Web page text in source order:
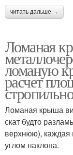
читать дальше →
Ломаная
ломаную
расчет
Ломаная крыша
скат будто
верхнюю), каждая
углом наклона.